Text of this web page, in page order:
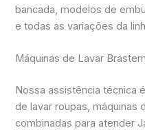
bancada, modelos de
e todas as variações da
Máquinas de Lavar
Nossa assistência técnica
de lavar roupas, máquinas
combinadas para atender